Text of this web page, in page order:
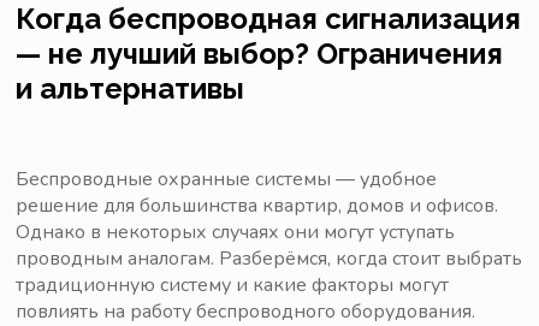
Когда беспроводная сигнализация
— не лучший выбор? Ограничения
и альтернативы
Беспроводные охранные системы — удобное
решение для большинства квартир, домов и офисов.
Однако в некоторых случаях они могут уступать
проводным аналогам. Разберёмся, когда стоит выбрать
традиционную систему и какие факторы могут
повлиять на работу беспроводного оборудования.